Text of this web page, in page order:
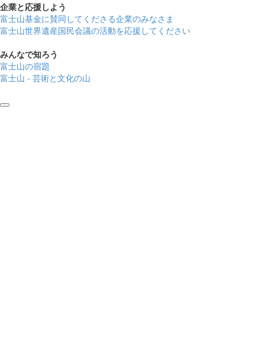
企業と応援しよう
富士山基金に賛同してくださる企業のみなさま
富士山世界遺産国民会議の活動を応援してください
みんなで知ろう
富士山の宿題
富士山 - 芸術と文化の山